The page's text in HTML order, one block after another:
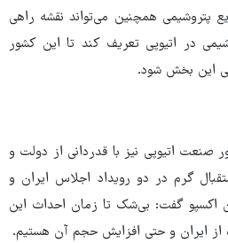
پتروشیمی همچنین می‌تواند نقشه راهی
در اتیوپی تعریف کند تا این کشور
این بخش شود.
اتیوپی نیز با قدردانی از دولت و
گرم در دو رویداد اجلاس ایران و
اکسپو گفت: بی‌شک تا زمان احداث این
از ایران و حتی افزایش حجم آن هستیم.